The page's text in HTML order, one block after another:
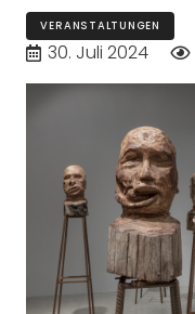
VERANSTALTUNGEN
30. Juli 2024